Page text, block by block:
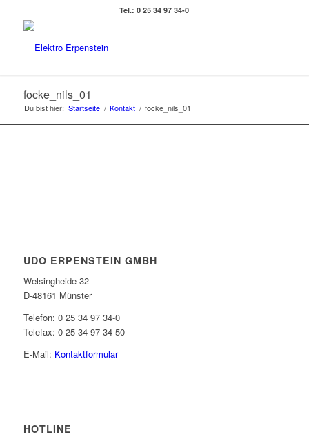
Tel.: 0 25 34 97 34-0
focke_nils_01
Du bist hier: Startseite / Kontakt / focke_nils_01
UDO ERPENSTEIN GMBH
Welsingheide 32
D-48161 Münster
Telefon: 0 25 34 97 34-0
Telefax: 0 25 34 97 34-50
E-Mail: Kontaktformular
HOTLINE